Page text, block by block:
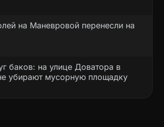
на Маневровой перенесли на
баков: на улице Доватора в
убирают мусорную площадку